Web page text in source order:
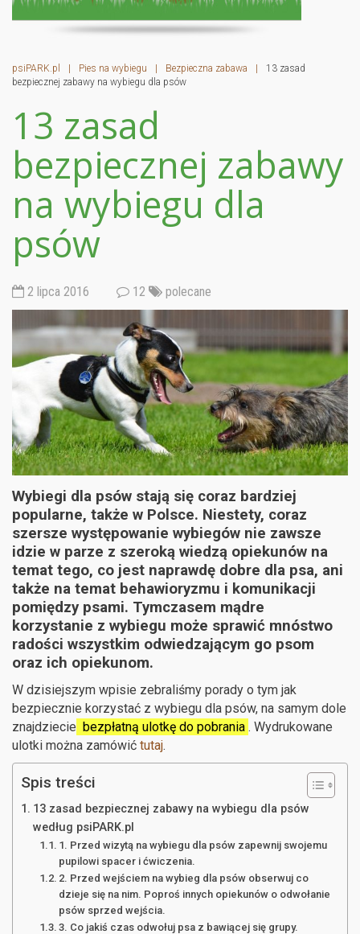
psiPARK.pl | Pies na wybiegu | Bezpieczna zabawa |
13 zasad
bezpiecznej zabawy na wybiegu dla psów
13 zasad
bezpiecznej zabawy
na wybiegu dla
psów
2 lipca 2016 12 polecane
Wybiegi dla psów stają się coraz bardziej
popularne, także w Polsce. Niestety, coraz
szersze występowanie wybiegów nie zawsze
idzie w parze z szeroką wiedzą opiekunów na
temat tego, co jest naprawdę dobre dla psa, ani
także na temat behawioryzmu i komunikacji
pomiędzy psami. Tymczasem mądre
korzystanie z wybiegu może sprawić mnóstwo
radości wszystkim odwiedzającym go psom
oraz ich opiekunom.
W dzisiejszym wpisie zebraliśmy porady o tym jak
bezpiecznie korzystać z wybiegu dla psów, na samym dole
znajdziecie bezpłatną ulotkę do pobrania . Wydrukowane
ulotki można zamówić tutaj.
Spis treści
13 zasad bezpiecznej zabawy na wybiegu dla psów
według psiPARK.pl
1. Przed wizytą na wybiegu dla psów zapewnij swojemu
pupilowi spacer i ćwiczenia.
2. Przed wejściem na wybieg dla psów obserwuj co
dzieje się na nim. Poproś innych opiekunów o odwołanie
psów sprzed wejścia.
3. Co jakiś czas odwołuj psa z bawiącej się grupy.